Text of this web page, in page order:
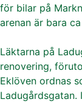
för bilar på
arenan är bara
Läktarna på
renovering,
Eklöven ordnas
Ladugårdsgatan.